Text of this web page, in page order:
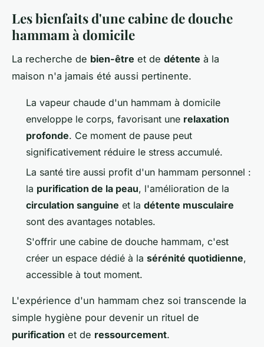
Les bienfaits d'une cabine de douche
hammam à domicile
La recherche de bien-être et de détente à la
maison n'a jamais été aussi pertinente.
La vapeur chaude d'un hammam à domicile
enveloppe le corps, favorisant une relaxation
profonde. Ce moment de pause peut
significativement réduire le stress accumulé.
La santé tire aussi profit d'un hammam personnel :
la purification de la peau, l'amélioration de la
circulation sanguine et la détente musculaire
sont des avantages notables.
S'offrir une cabine de douche hammam, c'est
créer un espace dédié à la sérénité quotidienne,
accessible à tout moment.
L'expérience d'un hammam chez soi transcende la
simple hygiène pour devenir un rituel de
purification et de ressourcement.